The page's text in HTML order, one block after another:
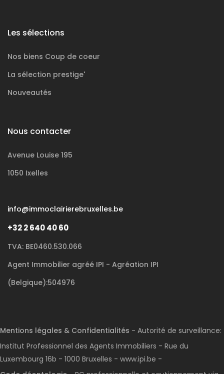
Les sélections
Nos biens Coup de coeur
La sélection prestige'
Nouveautés
Nous contacter
Avenue Louise 195
1050 Ixelles
info@immoclairierebruxelles.be
+32 2 640 40 60
TVA: BE0460.530.066
Agent Immobilier agréé IPI - Agréation IPI
(Belgique):504976
Mentions légales & Confidentialités - Autorité de surveillance:
Institut Professionnel des Agents Immobiliers - Rue du
Luxembourg 16b - 1000 Bruxelles - www.ipi.be -